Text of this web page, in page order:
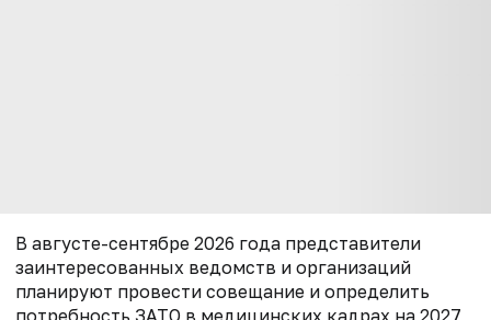
В августе-сентябре 2026 года представители
заинтересованных ведомств и организаций
планируют провести совещание и определить
потребность ЗАТО в медицинских кадрах на 2027